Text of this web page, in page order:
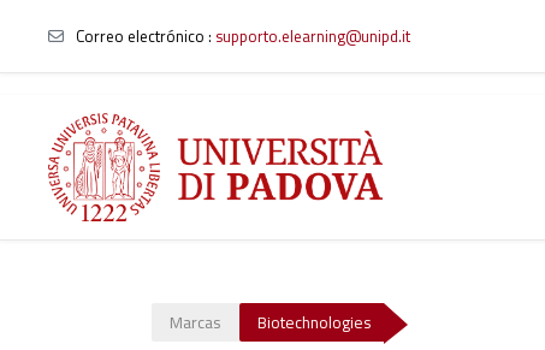
Salta al contenido principal
Correo electrónico : supporto.elearning@unipd.it
Marcas Biotechnologies